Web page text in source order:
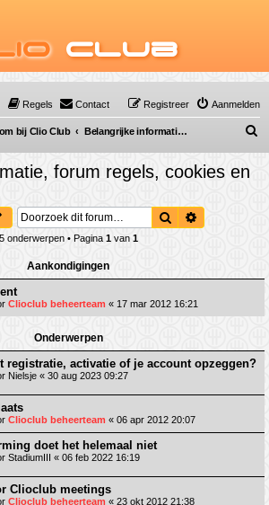
Club
Regels Contact Aanmelden
Registreer
bij Clio Club Belangrijke informatie, forum regels, cookies en privacy
o
forum regels, cookies en
Zoek
5 onderwerpen • Pagina 1van 1
Aankondigingen
Clioclub beheerteam « 17 mar 2012 16:21
Onderwerpen
registratie, activatie of je account opzeggen?
Nielsje « 30 aug 2023 09:27
Clioclub beheerteam « 06 apr 2012 20:07
doet het helemaal niet
StadiumIII « 06 feb 2022 16:19
Clioclub meetings
Clioclub beheerteam « 23 okt 2012 21:38